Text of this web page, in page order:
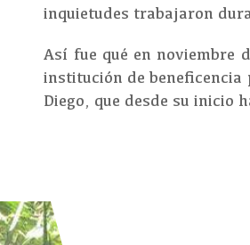
inquietudes trabajaron
Así fue qué en noviembre
institución de beneficencia
Diego, que desde su inicio